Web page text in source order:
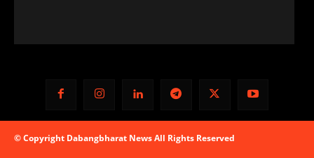
© Copyright Dabangbharat News All Rights Reserved